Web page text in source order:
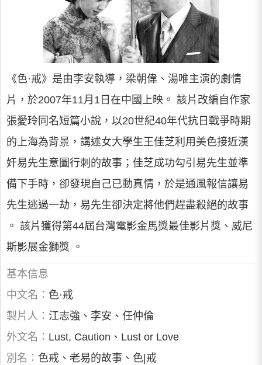
《色·戒》是由李安執導，梁朝偉、湯唯主演的劇情
片，於2007年11月1日在中國上映。 該片改編自作家
張愛玲同名短篇小說，以20世紀40年代抗日戰爭時期
的上海為背景，講述女大學生王佳芝利用美色接近漢
奸易先生意圖行刺的故事；佳芝成功勾引易先生並準
備下手時，卻發現自己已動真情，於是通風報信讓易
先生逃過一劫，易先生卻決定將他們趕盡殺絕的故事
。 該片獲得第44屆台灣電影金馬獎最佳影片獎、威尼
斯影展金獅獎 。
基本信息
中文名： 色·戒
製片人： 江志強、李安、任仲倫
外文名： Lust, Caution、Lust or Love
別名： 色戒、老易的故事、色|戒